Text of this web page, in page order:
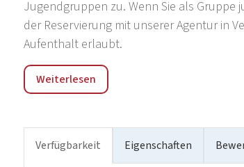
Jugendgruppen zu. Wenn Sie als
der Reservierung mit unserer Agentur in
Aufenthalt erlaubt.
Loborika ist ein charmantes kleines Dorf
ruhige Siedlung ist ideal für einen
Restaurants mit hausgemachter Küche
unvergesslichen Urlaub in Loborika,
Weiterlesen
Verfügbarkeit Eigenschaften